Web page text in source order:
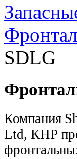
SDLG
Компания
Ltd, КНР